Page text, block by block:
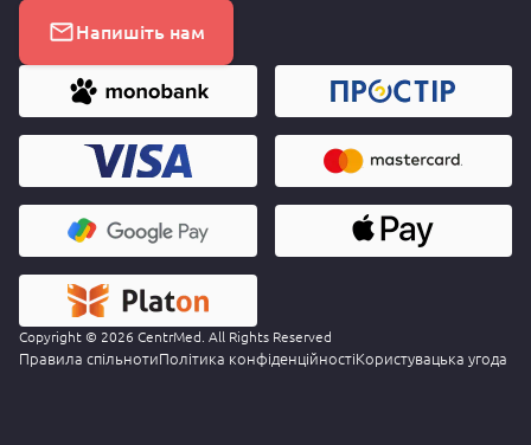
Напишіть нам
Copyright © 2026 CentrMed. All Rights Reserved
Правила спільнотиПолітика конфіденційностіКористувацька угода